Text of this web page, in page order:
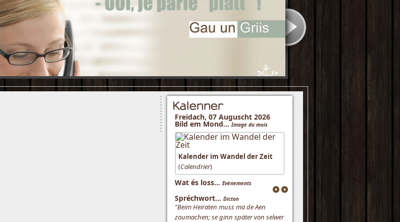
Kalenner
Freidach, 07 Auguscht 2026
Bild em Mond...Image du mois
Kalender im Wandel der Zeit
(Calendrier)
Wat és loss... Evènements
Spréchwort... Dicton
"Beim Heiraten muss ma de Aen
zoumachen; se ginn später von selwer